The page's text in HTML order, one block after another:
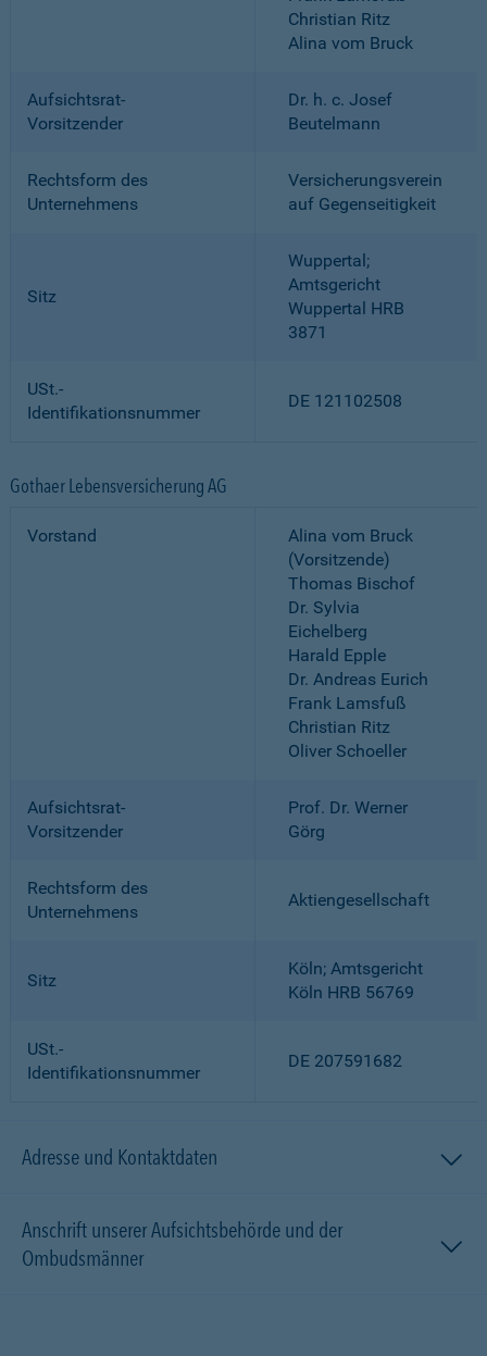
Christian Ritz
Alina vom Bruck
Aufsichtsrat-
Vorsitzender
Dr. h. c. Josef
Beutelmann
Rechtsform des
Unternehmens
Versicherungsverein
auf Gegenseitigkeit
Sitz
Wuppertal;
Amtsgericht
Wuppertal HRB
3871
USt.-
Identifikationsnummer
DE 121102508
Gothaer Lebensversicherung AG
Vorstand
Alina vom Bruck
(Vorsitzende)
Thomas Bischof
Dr. Sylvia
Eichelberg
Harald Epple
Dr. Andreas Eurich
Frank Lamsfuß
Christian Ritz
Oliver Schoeller
Aufsichtsrat-
Vorsitzender
Prof. Dr. Werner
Görg
Rechtsform des
Unternehmens
Aktiengesellschaft
Sitz
Köln; Amtsgericht
Köln HRB 56769
USt.-
Identifikationsnummer
DE 207591682
Adresse und Kontaktdaten
Anschrift unserer Aufsichtsbehörde und der
Ombudsmänner